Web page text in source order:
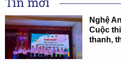
Nghệ
Cuộc
thanh,